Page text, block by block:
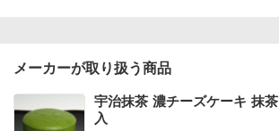
メーカーが取り扱う商品
宇治抹茶 濃チーズケーキ 抹
入